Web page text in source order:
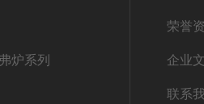
炉系列
荣誉
企业
联系